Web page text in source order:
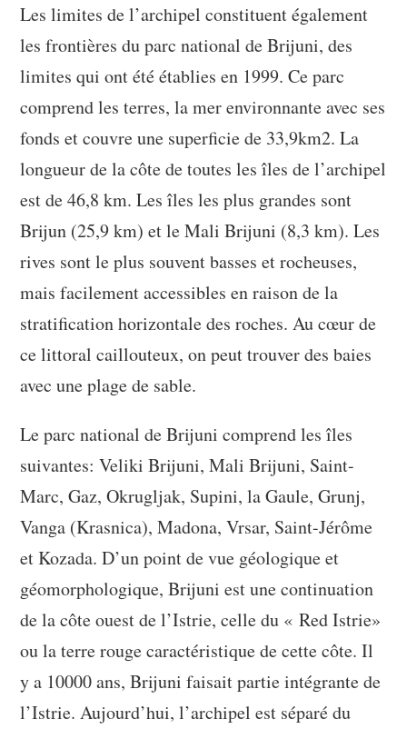
Les limites de l’archipel constituent également
les frontières du parc national de Brijuni, des
limites qui ont été établies en 1999. Ce parc
comprend les terres, la mer environnante avec ses
fonds et couvre une superficie de 33,9km2. La
longueur de la côte de toutes les îles de l’archipel
est de 46,8 km. Les îles les plus grandes sont
Brijun (25,9 km) et le Mali Brijuni (8,3 km). Les
rives sont le plus souvent basses et rocheuses,
mais facilement accessibles en raison de la
stratification horizontale des roches. Au cœur de
ce littoral caillouteux, on peut trouver des baies
avec une plage de sable.
Le parc national de Brijuni comprend les îles
suivantes: Veliki Brijuni, Mali Brijuni, Saint-
Marc, Gaz, Okrugljak, Supini, la Gaule, Grunj,
Vanga (Krasnica), Madona, Vrsar, Saint-Jérôme
et Kozada. D’un point de vue géologique et
géomorphologique, Brijuni est une continuation
de la côte ouest de l’Istrie, celle du « Red Istrie»
ou la terre rouge caractéristique de cette côte. Il
y a 10000 ans, Brijuni faisait partie intégrante de
l’Istrie. Aujourd’hui, l’archipel est séparé du